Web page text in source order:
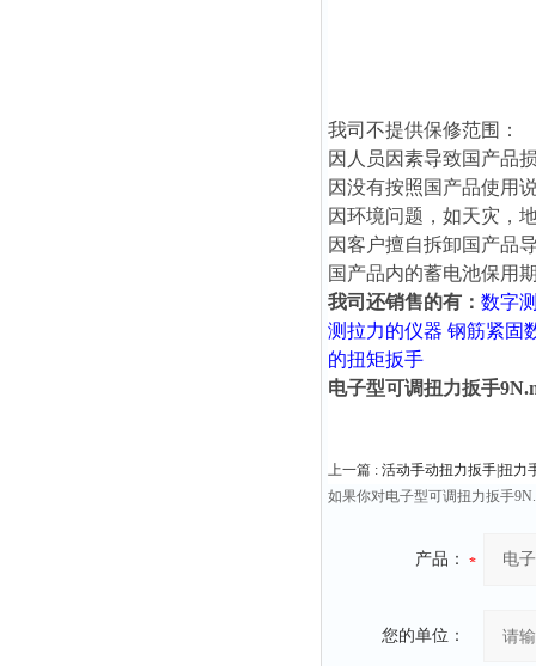
我司不提供保修范围：
因人员因素导致国产品
因没有按照国产品使用
因环境问题，如天灾，
因客户擅自拆卸国产品
国产品内的蓄电池保用
我司还销售的有： 数字
测拉力的仪器 钢筋紧固
的扭矩扳手
电子型可调扭力扳手
上一篇 : 活动手动扭力扳手|扭力
如果你对电子型可调扭力扳手
产品：
您的单位：